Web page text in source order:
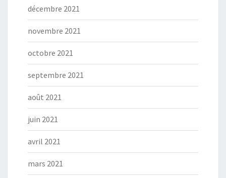
décembre 2021
novembre 2021
octobre 2021
septembre 2021
août 2021
juin 2021
avril 2021
mars 2021